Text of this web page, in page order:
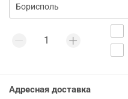
Адресная доставка